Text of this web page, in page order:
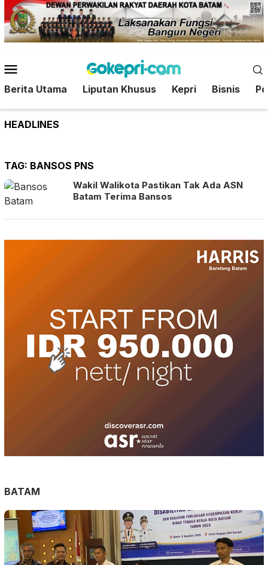
Loncat
ke
konten
Mobile
Berita Utama Liputan Khusus Kepri Bisnis
HEADLINES
TAG: BANSOS PNS
Wakil Walikota Pastikan Tak Ada ASN
Batam Terima Bansos
BATAM